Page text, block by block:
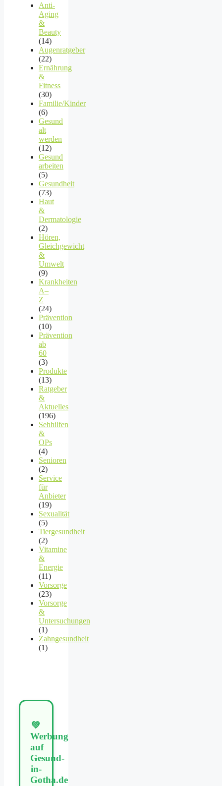
Anti-
Aging
&
Beauty
(14)
Augenratgeber
(22)
Ernährung
&
Fitness
(30)
Familie/Kinder
(6)
Gesund
alt
werden
(12)
Gesund
arbeiten
(5)
Gesundheit
(73)
Haut
&
Dermatologie
(2)
Hören,
Gleichgewicht
&
Umwelt
(9)
Krankheiten
A–
Z
(24)
Prävention
(10)
Prävention
ab
60
(3)
Produkte
(13)
Ratgeber
&
Aktuelles
(196)
Sehhilfen
&
OPs
(4)
Senioren
(2)
Service
für
Anbieter
(19)
Sexualität
(5)
Tiergesundheit
(2)
Vitamine
&
Energie
(11)
Vorsorge
(23)
Vorsorge
&
Untersuchungen
(1)
Zahngesundheit
(1)
💚
Werbung
auf
Gesund-
in-
Gotha.de